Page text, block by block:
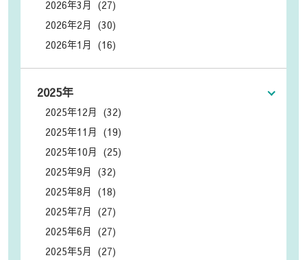
2026年3月 (27)
2026年2月 (30)
2026年1月 (16)
2025年
2025年12月 (32)
2025年11月 (19)
2025年10月 (25)
2025年9月 (32)
2025年8月 (18)
2025年7月 (27)
2025年6月 (27)
2025年5月 (27)